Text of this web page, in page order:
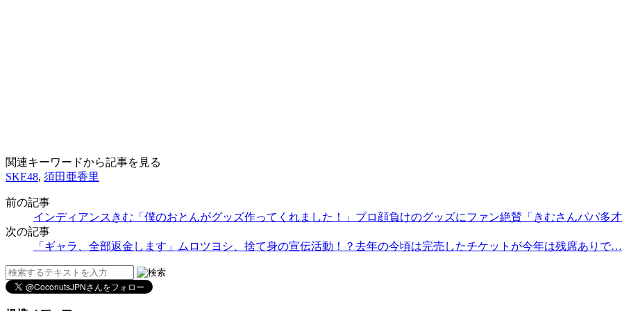
関連キーワードから記事を見る
SKE48, 須田亜香里
前の記事
インディアンスきむ「僕のおとんがグッズ作ってくれました！」プロ顔負けのグッズにファン絶賛「きむさんパパ多
次の記事
「ギャラ、全部返金します」ムロツヨシ、捨て身の宣伝活動！？去年の今頃は完売したチケットが今年は残席ありで…